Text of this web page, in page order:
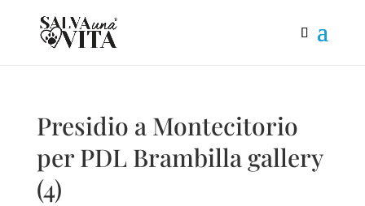
Presidio a Montecitorio
per PDL Brambilla gallery
(4)